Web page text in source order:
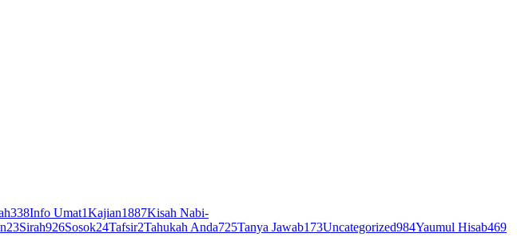
338Info Umat1Kajian1887Kisah Nabi-
23Sirah926Sosok24Tafsir2Tahukah Anda725Tanya Jawab173Uncategorized984Yaumul Hisab469